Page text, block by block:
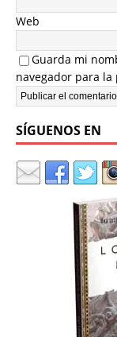
Web
Guarda mi
navegador para la
SÍGUENOS EN